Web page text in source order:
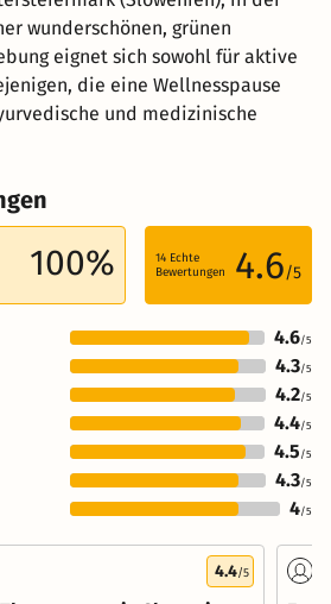
wunderschönen, grünen
eignet sich sowohl für aktive
die eine Wellnesspause
und medizinische
100% 14 Echte
Bewertungen
4.6/5
4.6/5
4.3/5
4.2/5
4.4/5
4.5 /5
4.3/5
4/5
4.4/5